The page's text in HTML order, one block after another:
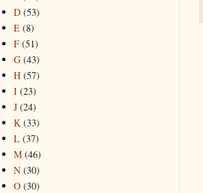
D (53)
E (8)
F (51)
G (43)
H (57)
I (23)
J (24)
K (33)
L (37)
M (46)
N (30)
O (30)